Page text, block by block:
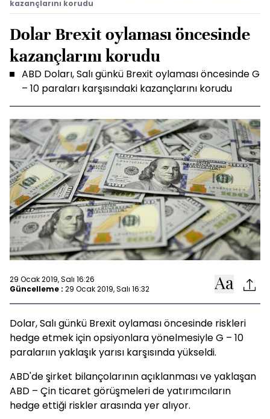
kazançlarını korudu
Dolar Brexit oylaması öncesinde
kazançlarını korudu
ABD Doları, Salı günkü Brexit oylaması öncesinde G
– 10 paraları karşısındaki kazançlarını korudu
29 Ocak 2019, Salı 16:26
Güncelleme : 29 Ocak 2019, Salı 16:32
Dolar, Salı günkü Brexit oylaması öncesinde riskleri
hedge etmek için opsiyonlara yönelmesiyle G – 10
paralarıın yaklaşık yarısı karşısında yükseldi.
ABD'de şirket bilançolarının açıklanması ve yaklaşan
ABD – Çin ticaret görüşmeleri de yatırımcıların
hedge ettiği riskler arasında yer alıyor.